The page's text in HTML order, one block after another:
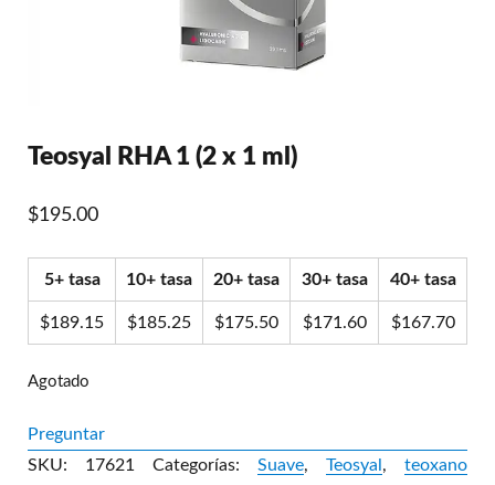
Teosyal RHA 1 (2 x 1 ml)
$195.00
5+ tasa 10+ tasa 20+ tasa 30+ tasa 40+ tasa
$189.15 $185.25 $175.50 $171.60 $167.70
Agotado
Preguntar
SKU: 17621 Categorías: Suave, Teosyal , teoxano